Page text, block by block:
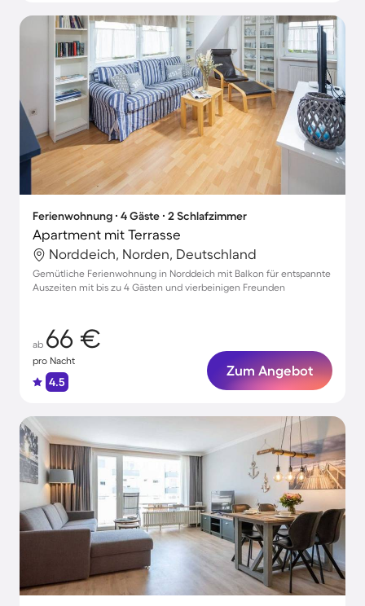
Ferienwohnung ∙ 4 Gäste ∙ 2 Schlafzimmer
Apartment mit Terrasse
Norddeich, Norden, Deutschland
Gemütliche Ferienwohnung in Norddeich mit Balkon für entspannte
Auszeiten mit bis zu 4 Gästen und vierbeinigen Freunden
ab 66 €
pro Nacht
4.5
Zum Angebot